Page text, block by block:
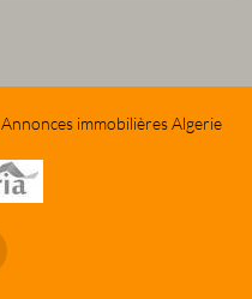
Annonces immobilières Algerie